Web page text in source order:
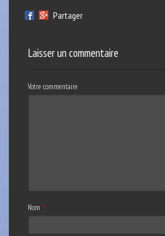
Partager
Laisser un commentaire
Votre commentaire
Nom *